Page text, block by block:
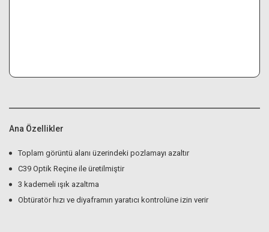
Ana Özellikler
Toplam görüntü alanı üzerindeki pozlamayı azaltır
C39 Optik Reçine ile üretilmiştir
3 kademeli ışık azaltma
Obtüratör hızı ve diyaframın yaratıcı kontrolüne izin verir